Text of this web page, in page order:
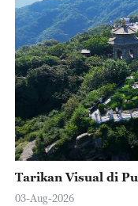
Tarikan Visual di
03-Aug-2026